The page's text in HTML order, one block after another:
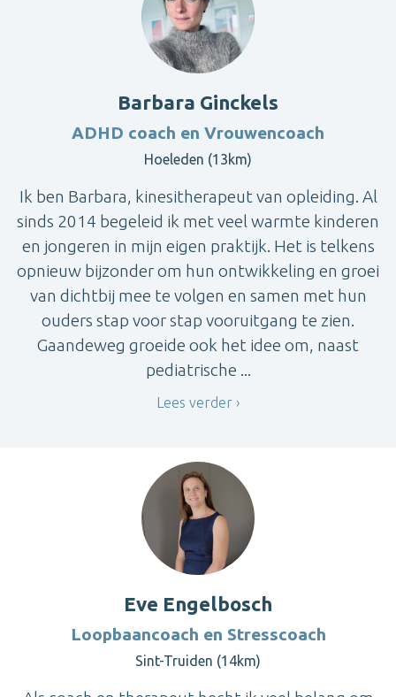
Barbara Ginckels
ADHD coach en Vrouwencoach
Hoeleden (13km)
Ik ben Barbara, kinesitherapeut van opleiding. Al
sinds 2014 begeleid ik met veel warmte kinderen
en jongeren in mijn eigen praktijk. Het is telkens
opnieuw bijzonder om hun ontwikkeling en groei
van dichtbij mee te volgen en samen met hun
ouders stap voor stap vooruitgang te zien.
Gaandeweg groeide ook het idee om, naast
pediatrische ...
Lees verder
Eve Engelbosch
Loopbaancoach en Stresscoach
Sint-Truiden (14km)